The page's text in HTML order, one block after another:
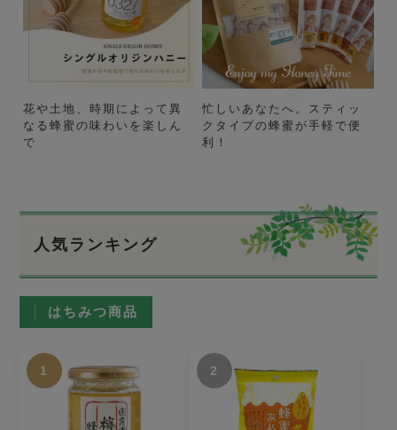
花や土地、時期によって異
なる蜂蜜の味わいを楽しん
で
忙しいあなたへ。スティッ
クタイプの蜂蜜が手軽で便
利！
人気ランキング
はちみつ商品
1 2